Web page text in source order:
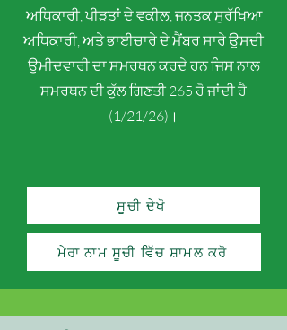
ਅਧਿਕਾਰੀ, ਪੀੜਤਾਂ ਦੇ ਵਕੀਲ, ਜਨਤਕ ਸੁਰੱਖਿਆ
ਅਧਿਕਾਰੀ, ਅਤੇ ਭਾਈਚਾਰੇ ਦੇ ਮੈਂਬਰ ਸਾਰੇ ਉਸਦੀ
ਉਮੀਦਵਾਰੀ ਦਾ ਸਮਰਥਨ ਕਰਦੇ ਹਨ ਜਿਸ ਨਾਲ
ਸਮਰਥਨ ਦੀ ਕੁੱਲ ਗਿਣਤੀ 265 ਹੋ ਜਾਂਦੀ ਹੈ
(1/21/26)।
ਸੂਚੀ ਦੇਖੋ
ਮੇਰਾ ਨਾਮ ਸੂਚੀ ਵਿੱਚ ਸ਼ਾਮਲ ਕਰੋ